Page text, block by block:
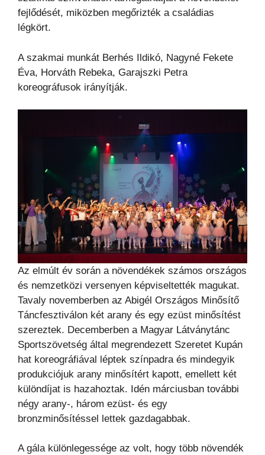
fejlődését, miközben megőrizték a családias
légkört.
A szakmai munkát Berhés Ildikó, Nagyné Fekete
Éva, Horváth Rebeka, Garajszki Petra
koreográfusok irányítják.
Az elmúlt év során a növendékek számos országos
és nemzetközi versenyen képviseltették magukat.
Tavaly novemberben az Abigél Országos Minősítő
Táncfesztiválon két arany és egy ezüst minősítést
szereztek. Decemberben a Magyar Látványtánc
Sportszövetség által megrendezett Szeretet Kupán
hat koreográfiával léptek színpadra és mindegyik
produkciójuk arany minősítért kapott, emellett két
különdíjat is hazahoztak. Idén márciusban további
négy arany-, három ezüst- és egy
bronzminősítéssel lettek gazdagabbak.
A gála különlegessége az volt, hogy több növendék